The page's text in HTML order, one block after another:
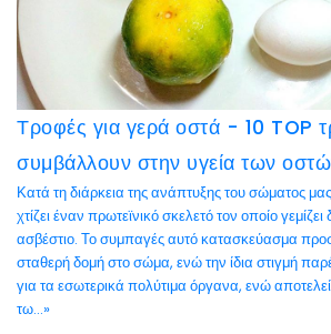
Τροφές για γερά οστά - 10 TOP
συμβάλλουν στην υγεία των
Κατά τη διάρκεια της ανάπτυξης του σώματος
χτίζει έναν πρωτεϊνικό σκελετό τον οποίο γεμίζει
ασβέστιο. Το συμπαγές αυτό κατασκεύασμα
σταθερή δομή στο σώμα, ενώ την ίδια στιγμή
για τα εσωτερικά πολύτιμα όργανα, ενώ
τω...»